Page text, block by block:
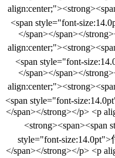
<span style="font-
</span></span></
<span style="font-
</span></span></
<span style="font-
</span></strong></p> <p
<strong><span><span
style="font-
</span></strong></p> <p